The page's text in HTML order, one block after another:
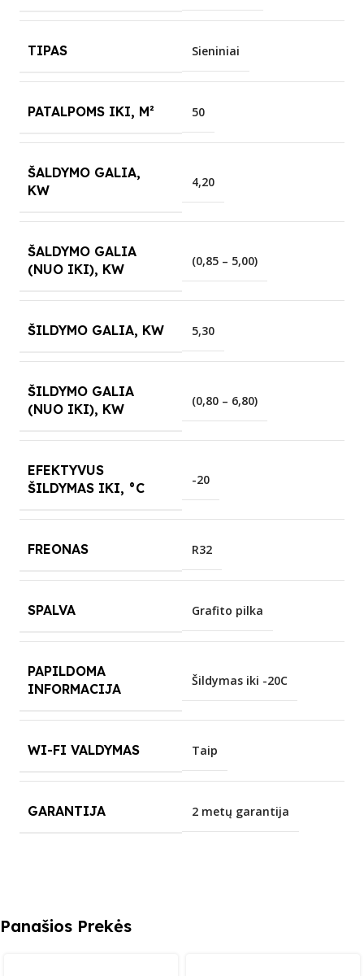
TIPAS Sieniniai
PATALPOMS IKI, M² 50
ŠALDYMO GALIA,
KW
4,20
ŠALDYMO GALIA
(NUO IKI), KW
(0,85 – 5,00)
ŠILDYMO GALIA, KW 5,30
ŠILDYMO GALIA
(NUO IKI), KW
(0,80 – 6,80)
EFEKTYVUS
ŠILDYMAS IKI, °C
-20
FREONAS R32
SPALVA Grafito pilka
PAPILDOMA
INFORMACIJA
Šildymas iki -20C
WI-FI VALDYMAS Taip
GARANTIJA 2 metų garantija
Panašios Prekės